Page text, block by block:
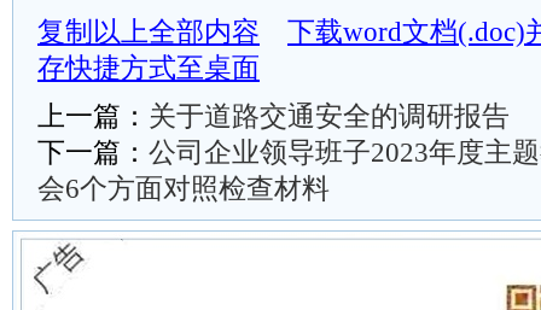
复制以上全部内容
下载word文档(.doc)
存快捷方式至桌面
上一篇： 关于道路交通安全的调研报告
下一篇： 公司企业领导班子2023年度主
会6个方面对照检查材料